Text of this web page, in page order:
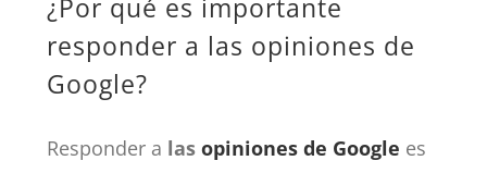
¿Por qué es importante
responder a las opiniones de
Google?
Responder a las opiniones de Google es